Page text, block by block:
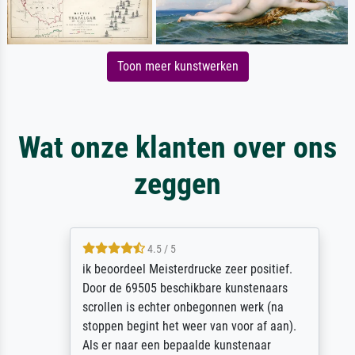
Toon meer kunstwerken
Wat onze klanten over ons
zeggen
4.5 / 5
ik beoordeel Meisterdrucke zeer positief.
Door de 69505 beschikbare kunstenaars
scrollen is echter onbegonnen werk (na
stoppen begint het weer van voor af aan).
Als er naar een bepaalde kunstenaar